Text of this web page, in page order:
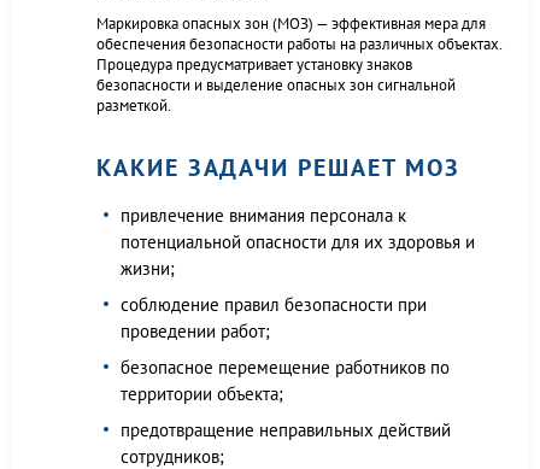
Маркировка опасных зон (МОЗ) — эффективная мера для
обеспечения безопасности работы на различных объектах.
Процедура предусматривает установку знаков
безопасности и выделение опасных зон сигнальной
разметкой.
КАКИЕ ЗАДАЧИ РЕШАЕТ МОЗ
привлечение внимания персонала к
потенциальной опасности для их здоровья и
жизни;
соблюдение правил безопасности при
проведении работ;
безопасное перемещение работников по
территории объекта;
предотвращение неправильных действий
сотрудников;